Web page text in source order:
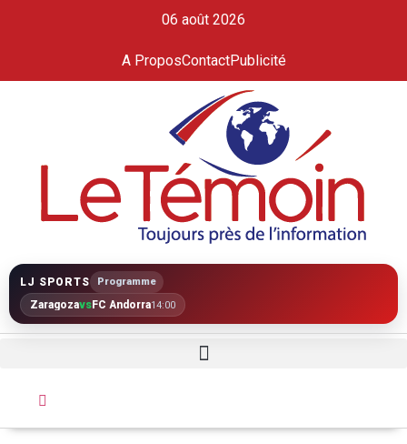
06 août 2026
A ProposContactPublicité
LJ SPORTS Programme
ZaragozavsFC Andorra14:00